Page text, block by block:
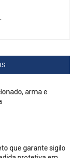
arma e
que garante sigilo